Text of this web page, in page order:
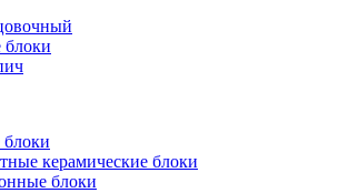
блоки
блоки
керамические блоки
блоки